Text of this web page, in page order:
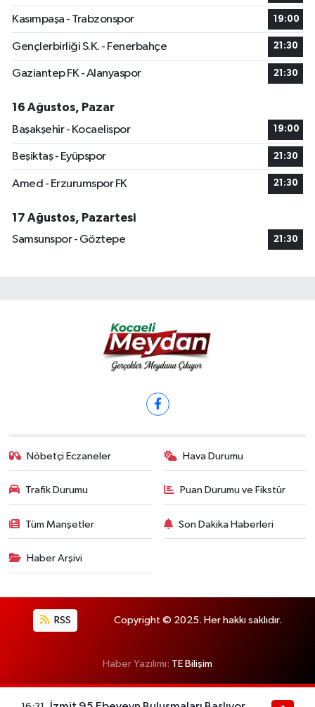
Kasımpaşa - Trabzonspor 19:00
Gençlerbirliği S.K. - Fenerbahçe 21:30
Gaziantep FK - Alanyaspor 21:30
16 Ağustos, Pazar
Başakşehir - Kocaelispor
19:00
Beşiktaş - Eyüpspor 21:30
Amed - Erzurumspor FK 21:30
17 Ağustos, Pazartesi
Samsunspor - Göztepe
21:30
Nöbetçi Eczaneler Hava Durumu
Trafik Durumu Puan Durumu ve Fikstür
Tüm Manşetler Son Dakika Haberleri
Haber Arşivi
RSS Copyright © 2025. Her hakkı saklıdır.
Haber Yazılımı: TE Bilişim